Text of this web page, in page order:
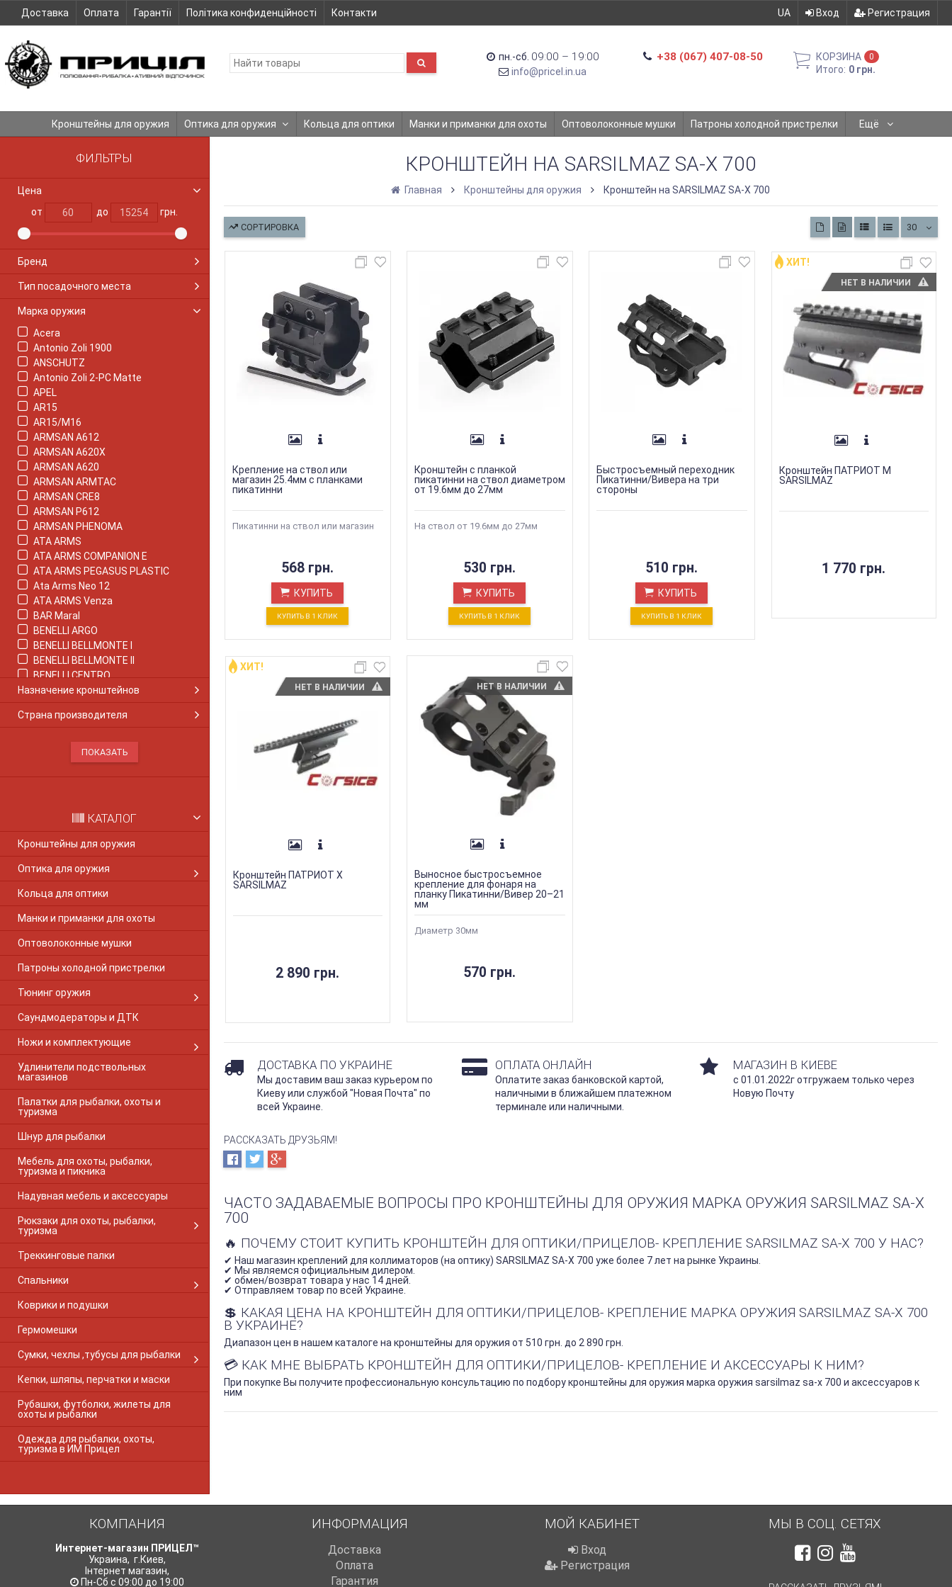
Доставка Оплата Гарантії Політика конфиденційності Контакти UA Вход Регистрация
пн.-сб. 09:00 – 19:00
info@pricel.in.ua
+38 (067) 407-08-50 КОРЗИНА 0
Итого: 0 грн.
Кронштейны для оружия Оптика для оружия Кольца для оптики Манки и приманки для охоты Оптоволоконные мушки Патроны холодной пристрелки Ещё
ФИЛЬТРЫ
Цена
от
до грн.
Бренд
Тип посадочного места
Марка оружия
Acera
Antonio Zoli 1900
ANSCHUTZ
Antonio Zoli 2-PC Matte
APEL
AR15
AR15/M16
ARMSAN A612
ARMSAN A620X
ARMSAN A620
ARMSAN ARMTAC
ARMSAN CRE8
ARMSAN P612
ARMSAN PHENOMA
ATA ARMS
ATA ARMS COMPANION E
ATA ARMS PEGASUS PLASTIC
Ata Arms Neo 12
ATA ARMS Venza
BAR Maral
BENELLI ARGO
BENELLI BELLMONTE I
BENELLI BELLMONTE IІ
BENELLI CENTRO
BENELLI COMFORT
Benelli M1
BENELLI M2 COMFORT
Benelli M3
Benelli Super Nova
BENELLI PASION
BENELLI RAFAELLO
BENELLI RAFAELLO CRIO
BENELLI SUPER SPORT
BERETTA 1301
Beretta Colt 1911
BERETTA A300
BERETTA A391
Beretta AL 391 Урика
BERETTA ES-100
Bernardelli Mega
Blaser R8
Brno SUPER
Brno 800
Breda Xanthos
Browning Bar 1-PC Gloss
Browning BLR
Browning S-A RF 1-PC Gloss
Browning A-Bolt 2-PC Matte
Browning A-Bolt LR 2-PC Matte
Browning M2
Browning X-Bolt long
Browning X-Bolt short
Browning X-BOLT 2-PC Matte
CBL
Core SB-PBM.410
Crosman
CZ453
Назначение кронштейнов
Страна производителя
КАТАЛОГ
Кронштейны для оружия
Оптика для оружия
Кольца для оптики
Манки и приманки для охоты
Оптоволоконные мушки
Патроны холодной пристрелки
Тюнинг оружия
Саундмодераторы и ДТК
Ножи и комплектующие
Удлинители подствольных
магазинов
Палатки для рыбалки, охоты и
туризма
Шнур для рыбалки
Мебель для охоты, рыбалки,
туризма и пикника
Надувная мебель и аксессуары
Рюкзаки для охоты, рыбалки,
туризма
Треккинговые палки
Спальники
Коврики и подушки
Гермомешки
Сумки, чехлы ,тубусы для рыбалки
Кепки, шляпы, перчатки и маски
Рубашки, футболки, жилеты для
охоты и рыбалки
Одежда для рыбалки, охоты,
туризма в ИМ Прицел
КРОНШТЕЙН НА SARSILMAZ SA-X 700
Главная Кронштейны для оружия Кронштейн на SARSILMAZ SA-X 700
СОРТИРОВКА 30
Крепление на ствол или
магазин 25.4мм с планками
пикатинни
Пикатинни на ствол или магазин
568 грн.
КУПИТЬ
КУПИТЬ В 1 КЛИК
Кронштейн с планкой
пикатинни на ствол диаметром
от 19.6мм до 27мм
На ствол от 19.6мм до 27мм
530 грн.
КУПИТЬ
КУПИТЬ В 1 КЛИК
Быстросъемный переходник
Пикатинни/Вивера на три
стороны
510 грн.
КУПИТЬ
КУПИТЬ В 1 КЛИК
НЕТ В НАЛИЧИИ
ХИТ!
Кронштейн ПАТРИОТ М
SARSILMAZ
1 770 грн.
НЕТ В НАЛИЧИИ
ХИТ!
Кронштейн ПАТРИОТ Х
SARSILMAZ
2 890 грн.
НЕТ В НАЛИЧИИ
Выносное быстросъемное
крепление для фонаря на
планку Пикатинни/Вивер 20–21
мм
Диаметр 30мм
570 грн.
ДОСТАВКА ПО УКРАИНЕ
Мы доставим ваш заказ курьером по
Киеву или службой "Новая Почта" по
всей Украине.
ОПЛАТА ОНЛАЙН
Оплатите заказ банковской картой,
наличными в ближайшем платежном
терминале или наличными.
МАГАЗИН В КИЕВЕ
с 01.01.2022г отгружаем только через
Новую Почту
РАССКАЗАТЬ ДРУЗЬЯМ!
ЧАСТО ЗАДАВАЕМЫЕ ВОПРОСЫ ПРО КРОНШТЕЙНЫ ДЛЯ ОРУЖИЯ МАРКА ОРУЖИЯ SARSILMAZ SA-X
700
🔥 ПОЧЕМУ СТОИТ КУПИТЬ КРОНШТЕЙН ДЛЯ ОПТИКИ/ПРИЦЕЛОВ- КРЕПЛЕНИЕ SARSILMAZ SA-X 700 У НАС?
✔ Наш магазин креплений для коллиматоров (на оптику) SARSILMAZ SA-X 700 уже более 7 лет на рынке Украины.
✔ Мы являемся официальным дилером.
✔ обмен/возврат товара у нас 14 дней.
✔ Отправляем товар по всей Украине.
💲 КАКАЯ ЦЕНА НА КРОНШТЕЙН ДЛЯ ОПТИКИ/ПРИЦЕЛОВ- КРЕПЛЕНИЕ МАРКА ОРУЖИЯ SARSILMAZ SA-X 700
В УКРАИНЕ?
Диапазон цен в нашем каталоге на кронштейны для оружия от 510 грн. до 2 890 грн.
💳 КАК МНЕ ВЫБРАТЬ КРОНШТЕЙН ДЛЯ ОПТИКИ/ПРИЦЕЛОВ- КРЕПЛЕНИЕ И АКСЕССУАРЫ К НИМ?
При покупке Вы получите профессиональную консультацию по подбору кронштейны для оружия марка оружия sarsilmaz sa-x 700 и аксессуаров к
ним
КОМПАНИЯ
Интернет-магазин ПРИЦЕЛ™
Украина, г.Киев,
Інтернет магазин,
Пн-Сб с 09:00 до 19:00
ИНФОРМАЦИЯ
Доставка
Оплата
Гарантия
МОЙ КАБИНЕТ
Вход
Регистрация
МЫ В СОЦ. СЕТЯХ